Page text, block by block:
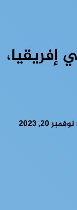
20, 2023